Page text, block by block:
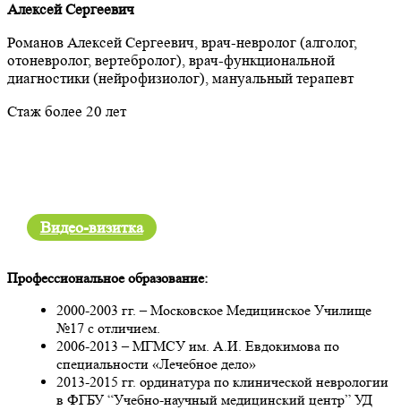
Алексей Сергеевич
Романов Алексей Сергеевич, врач-невролог (алголог,
отоневролог, вертебролог), врач-функциональной
диагностики (нейрофизиолог), мануальный терапевт
Стаж более 20 лет
Видео-визитка
Профессиональное образование:
2000-2003 гг. – Московское Медицинское Училище
№17 с отличием.
2006-2013 – МГМСУ им. А.И. Евдокимова по
специальности «Лечебное дело»
2013-2015 гг. ординатура по клинической неврологии
в ФГБУ “Учебно-научный медицинский центр” УД